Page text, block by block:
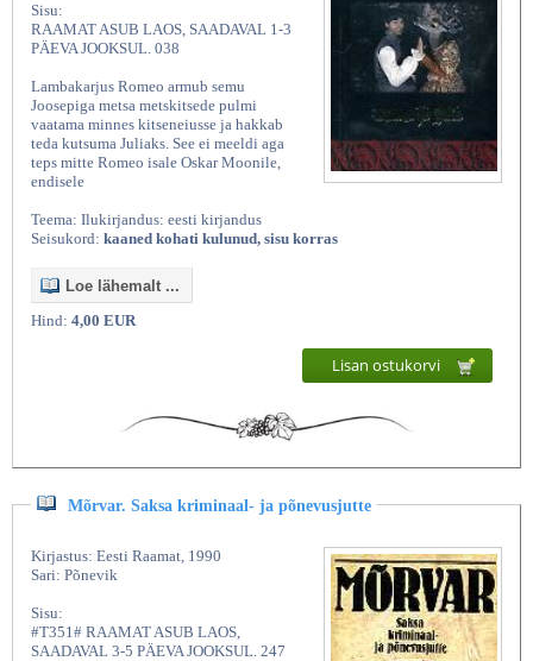
Sisu:
RAAMAT ASUB LAOS, SAADAVAL 1-3
PÄEVA JOOKSUL. 038
Lambakarjus Romeo armub semu
Joosepiga metsa metskitsede pulmi
vaatama minnes kitseneiusse ja hakkab
teda kutsuma Juliaks. See ei meeldi aga
teps mitte Romeo isale Oskar Moonile,
endisele
Teema: Ilukirjandus: eesti kirjandus
Seisukord: kaaned kohati kulunud, sisu korras
Loe lähemalt ...
Hind: 4,00 EUR
Lisan ostukorvi
Mõrvar. Saksa kriminaal- ja põnevusjutte
Kirjastus: Eesti Raamat, 1990
Sari: Põnevik
Sisu:
#T351# RAAMAT ASUB LAOS,
SAADAVAL 3-5 PÄEVA JOOKSUL. 247